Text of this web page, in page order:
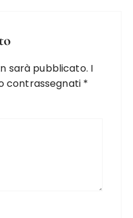
sarà pubblicato. I
contrassegnati *